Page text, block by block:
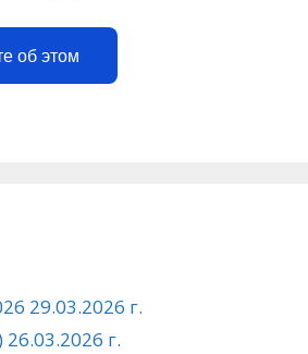
об этом
29.03.2026 г.
г.